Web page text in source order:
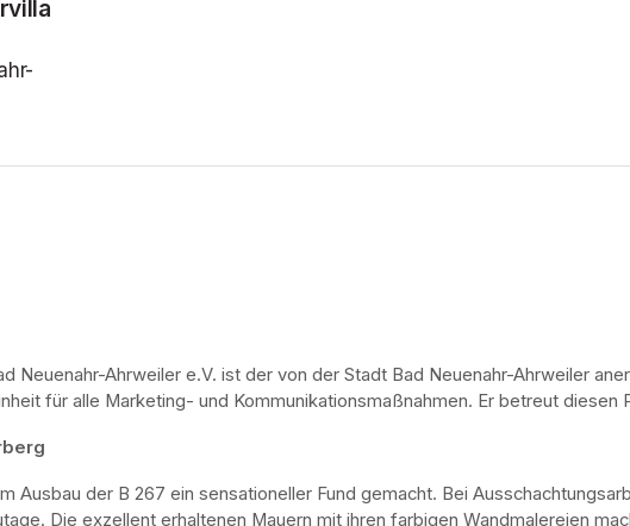
Neuenahr-Ahrweiler e.V. ist der von der Stadt Bad Neuenahr-Ahrweiler
für alle Marketing- und Kommunikationsmaßnahmen. Er betreut
Ausbau der B 267 ein sensationeller Fund gemacht. Bei
Die exzellent erhaltenen Mauern mit ihren farbigen Wandmalereien